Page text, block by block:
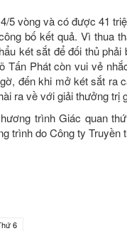
5 vòng và có được 41
bố kết quả. Vì thua
két sắt để đối thủ
Tấn Phát còn vui vẻ
đến khi mở két sắt ra
ra về với giải thưởng trị
trình Giác quan
trình do Công ty
6